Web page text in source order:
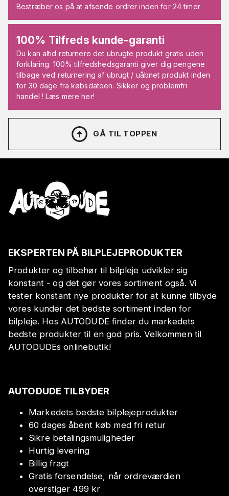
Bestræber os på at afsende ordrer inden for 24 timer
100% Tilfreds kunde-garanti
Du kan altid returnere det ubrugte produkt gratis uden
forklaring. 100% tilfredshedsgaranti giver dig pengene
tilbage ved returnering af ubrugt / uåbnet produkt inden
for 30 dage fra købsdatoen. Sikker og problemfri
handel ! Læs mere her!
GÅ TIL TOPPEN
EKSPERTEN PÅ BILPLEJEPRODUKTER
Produkter og tilbehør til bilpleje udvikler sig
konstant - og det gør vores sortiment også. Vi
tester konstant nye produkter for at kunne tilbyde
vores kunder det bedste sortiment inden for
bilpleje. Hos AUTODUDE finder du markedets
bedste produkter til en god pris. Velkommen til
AUTODUDEs onlinebutik!
AUTODUDE TILBYDER
Markedets bedste bilplejeprodukter
60 dages åbent køb med fri retur
Sikre betalingsmuligheder
Hurtig levering
Billig fragt
Gratis forsendelse, når ordreværdien
overstiger 499 kr